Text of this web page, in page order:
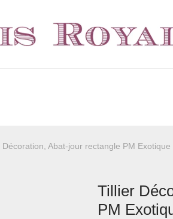
Décoration, Abat-jour rectangle PM Exotique
Tillier
PM